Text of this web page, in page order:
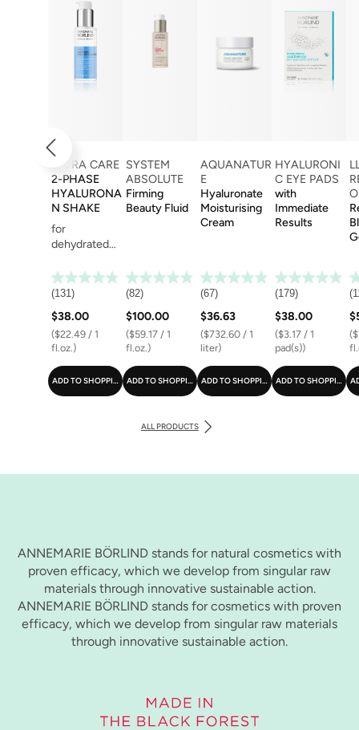
EXTRA CARE
2-PHASE
HYALURONA
N SHAKE
for
dehydrated
(131)
$38.00
($22.49 / 1
fl.oz.)
ADD TO SHOPPING CART
SYSTEM
ABSOLUTE
Firming
Beauty Fluid
(82)
$100.00
($59.17 / 1
fl.oz.)
ADD TO SHOPPING CART
AQUANATUR
E
Hyaluronate
Moisturising
Cream
(67)
$36.63
($732.60 / 1
liter)
ADD TO SHOPPING CART
HYALURONI
C EYE PADS
with
Immediate
Results
(179)
$38.00
($3.17 / 1
pad(s))
ADD TO SHOPPING
ALL PRODUCTS
ANNEMARIE BÖRLIND stands for natural cosmetics with
proven efficacy, which we develop from singular raw
materials through innovative sustainable action.
ANNEMARIE BÖRLIND stands for cosmetics with proven
efficacy, which we develop from singular raw materials
through innovative sustainable action.